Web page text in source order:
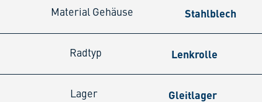
Material Gehäuse Stahlblech
Radtyp Lenkrolle
Lager Gleitlager